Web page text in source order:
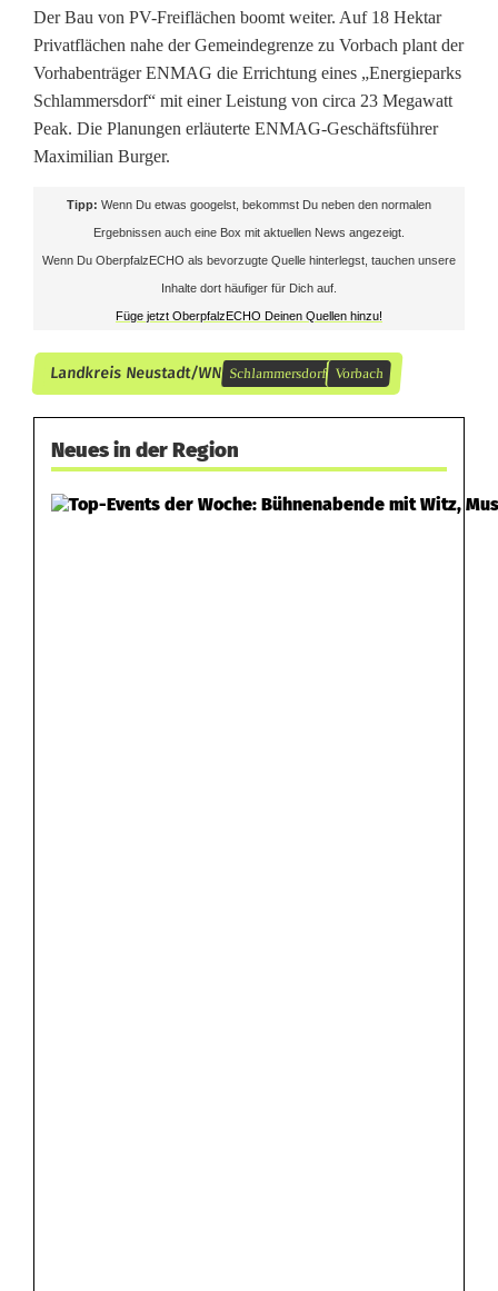
Der Bau von PV-Freiflächen boomt weiter. Auf 18 Hektar
Privatflächen nahe der Gemeindegrenze zu Vorbach plant der
Vorhabenträger ENMAG die Errichtung eines „Energieparks
Schlammersdorf“ mit einer Leistung von circa 23 Megawatt
Peak. Die Planungen erläuterte ENMAG-Geschäftsführer
Maximilian Burger.
Tipp: Wenn Du etwas googelst, bekommst Du neben den normalen
Ergebnissen auch eine Box mit aktuellen News angezeigt.
Wenn Du OberpfalzECHO als bevorzugte Quelle hinterlegst, tauchen unsere
Inhalte dort häufiger für Dich auf.
Füge jetzt OberpfalzECHO Deinen Quellen hinzu!
Landkreis Neustadt/WN Schlammersdorf Vorbach
Neues in der Region